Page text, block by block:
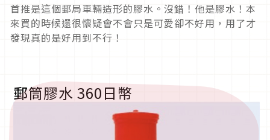
首推是這個郵局車輛造形的膠水。沒錯！他是膠水！本
來買的時候還很懷疑會不會只是可愛卻不好用，用了才
發現真的是好用到不行！
郵筒膠水 360日幣